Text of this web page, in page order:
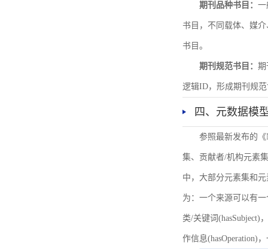
期刊品种书目： 一
书目，不同载体、媒
书目。
期刊规范书目： 期
逻辑ID，形成期刊规
四、元数据模
参照最新发布的
集、贡献者/机构元素
中，大部分元素集和
为：一个来源可以有
类/关键词(hasSubject)
作信息(hasOperation)